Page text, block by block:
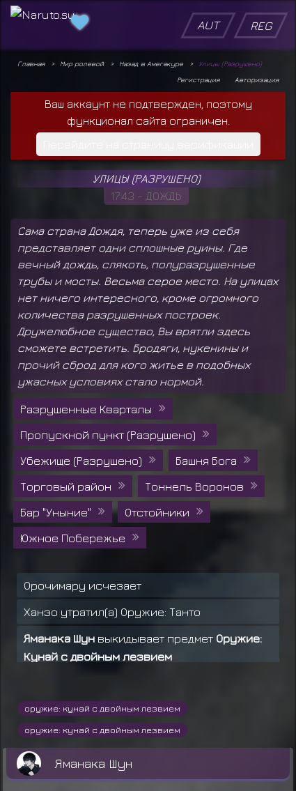
AUT REG
Главная Мир ролевой Назад в Амегакуре
Улицы (Разрушено)
Авторизация
Регистрация
Ваш аккаунт не подтвержден, поэтому
функционал сайта ограничен.
УЛИЦЫ (РАЗРУШЕНО)
17:43 - ДОЖДЬ
Сама страна Дождя, теперь уже из себя
представляет одни сплошные руины. Где
вечный дождь, слякоть, полуразрушенные
трубы и мосты. Весьма серое место. На улицах
нет ничего интересного, кроме огромного
количества разрушенных построек.
Дружелюбное существо, Вы врятли здесь
сможете встретить. Бродяги, нукенины и
прочий сброд для кого житье в подобных
ужасных условиях стало нормой.
Разрушенные Кварталы
Пропускной пункт (Разрушено)
Убежище (Разрушено)
Башня Бога
Торговый район
Тоннель Воронов
Бар "Уныние"
Отстойники
Южное Побережье
Орочимару исчезает
Ханзо утратил(а) Оружие: Танто
Яманака Шун выкидывает предмет Оружие:
Кунай с двойным лезвием
Кунай с двойным лезвием
Узумаки НагатозабираетЕда: Данго (*3)
Узумаки Нагато
Узумаки НагатозабираетЕда: Данго (*3)
оружие: кунай с двойным лезвием
оружие: кунай с двойным лезвием
Яманака Шун